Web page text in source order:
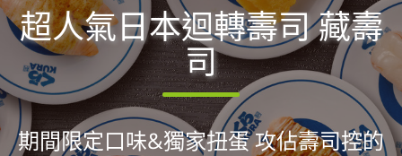
超人氣日本迴轉壽司 藏壽
司
期間限定口味&獨家扭蛋 攻佔壽司控的